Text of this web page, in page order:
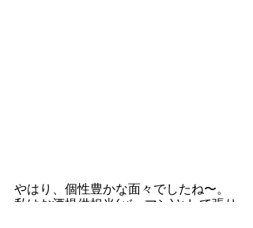
やはり、個性豊かな面々でしたね〜。
私はお酒提供担当(バーマン)として張り